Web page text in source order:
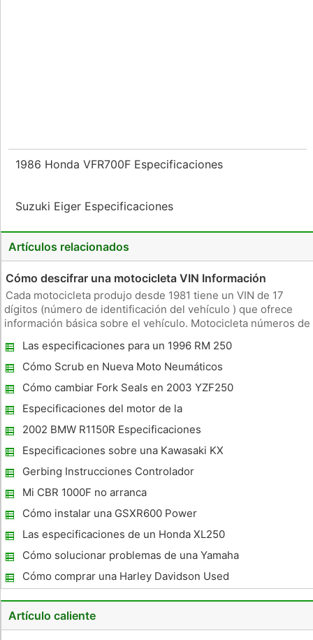
1986 Honda VFR700F Especificaciones
Suzuki Eiger Especificaciones
Artículos relacionados
Cómo descifrar una motocicleta VIN Información
Cada motocicleta produjo desde 1981 tiene un VIN de 17
dígitos (número de identificación del vehículo ) que ofrece
información básica sobre el vehículo. Motocicleta números de
información importante sobre su motocicleta. Sin embargo ,
muchas person
Las especificaciones para un 1996 RM 250
Cómo Scrub en Nueva Moto Neumáticos
Cómo cambiar Fork Seals en 2003 YZF250
Especificaciones del motor de la
motocicleta
2002 BMW R1150R Especificaciones
Especificaciones sobre una Kawasaki KX
125 2001
Gerbing Instrucciones Controlador
Temperatura dual
Mi CBR 1000F no arranca
Cómo instalar una GSXR600 Power
Commander 2006
Las especificaciones de un Honda XL250
Cómo solucionar problemas de una Yamaha
Stratoliner
Cómo comprar una Harley Davidson Used
Artículo caliente